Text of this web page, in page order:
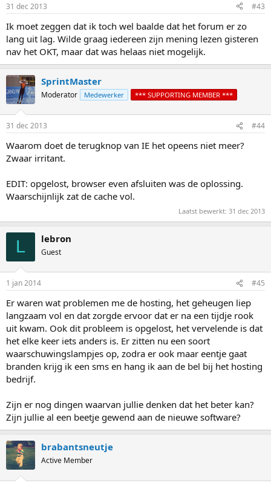
31 dec 2013 #43
Ik moet zeggen dat ik toch wel baalde dat het forum er zo
lang uit lag. Wilde graag iedereen zijn mening lezen gisteren
nav het OKT, maar dat was helaas niet mogelijk.
SprintMaster
Moderator Medewerker *** SUPPORTING MEMBER ***
31 dec 2013 #44
Waarom doet de terugknop van IE het opeens niet meer?
Zwaar irritant.
EDIT: opgelost, browser even afsluiten was de oplossing.
Waarschijnlijk zat de cache vol.
Laatst bewerkt: 31 dec 2013
L lebron
Guest
1 jan 2014 #45
Er waren wat problemen me de hosting, het geheugen liep
langzaam vol en dat zorgde ervoor dat er na een tijdje rook
uit kwam. Ook dit probleem is opgelost, het vervelende is dat
het elke keer iets anders is. Er zitten nu een soort
waarschuwingslampjes op, zodra er ook maar eentje gaat
branden krijg ik een sms en hang ik aan de bel bij het hosting
bedrijf.
Zijn er nog dingen waarvan jullie denken dat het beter kan?
Zijn jullie al een beetje gewend aan de nieuwe software?
brabantsneutje
Active Member